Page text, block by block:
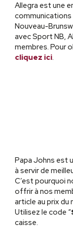
Allegra est une
communications
Nouveau-
avec Sport NB,
membres. Pour
cliquez ici.
Papa Johns est
à servir de
C’est pourquoi
offrir à nos
article au prix du
Utilisez le code “
caisse.